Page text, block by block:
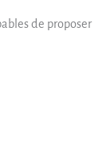
de proposer